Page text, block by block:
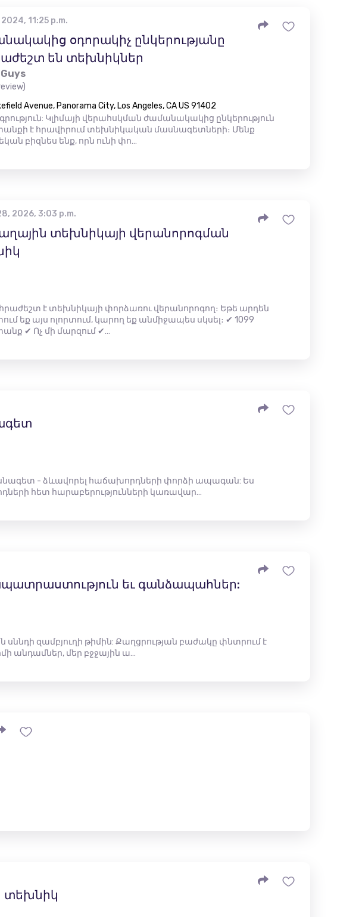
11:25 p.m.
օդորակիչ ընկերությանը
են տեխնիկներ
Guys
Avenue, Panorama City, Los Angeles, CA US 91402
Կլիմայի վերահսկման ժամանակակից ընկերություն
է հրավիրում տեխնիկական մասնագետների։ Մենք
բիզնես ենք, որն ունի փո…
2026, 3:03 p.m.
տեխնիկայի վերանորոգման
է տեխնիկայի փորձառու վերանորոգող։ Եթե ​​արդեն
եք այս ոլորտում, կարող եք անմիջապես սկսել։ ✔ 1099
✔ Ոչ մի մարզում ✔…
- ձևավորել հաճախորդների փորձի ապագան: Ես
հետ հարաբերությունների կառավար…
եւ գանձապահներ:
սննդի զամբյուղի թիմին: Քաղցրության բաժակը փնտրում է
անդամներ, մեր բջջային ա…
տեխնիկ